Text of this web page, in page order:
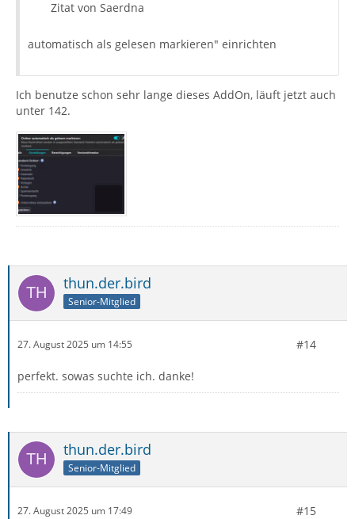
Zitat von Saerdna
automatisch als gelesen markieren" einrichten
Ich benutze schon sehr lange dieses AddOn, läuft jetzt auch
unter 142.
thun.der.bird
Senior-Mitglied
27. August 2025 um 14:55 #14
perfekt. sowas suchte ich. danke!
thun.der.bird
Senior-Mitglied
27. August 2025 um 17:49 #15